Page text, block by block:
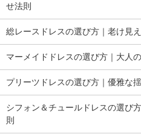
せ法則
総レースドレスの選び方｜老け見
マーメイドドレスの選び方｜大人
プリーツドレスの選び方｜優雅な
シフォン＆チュールドレスの選び
則